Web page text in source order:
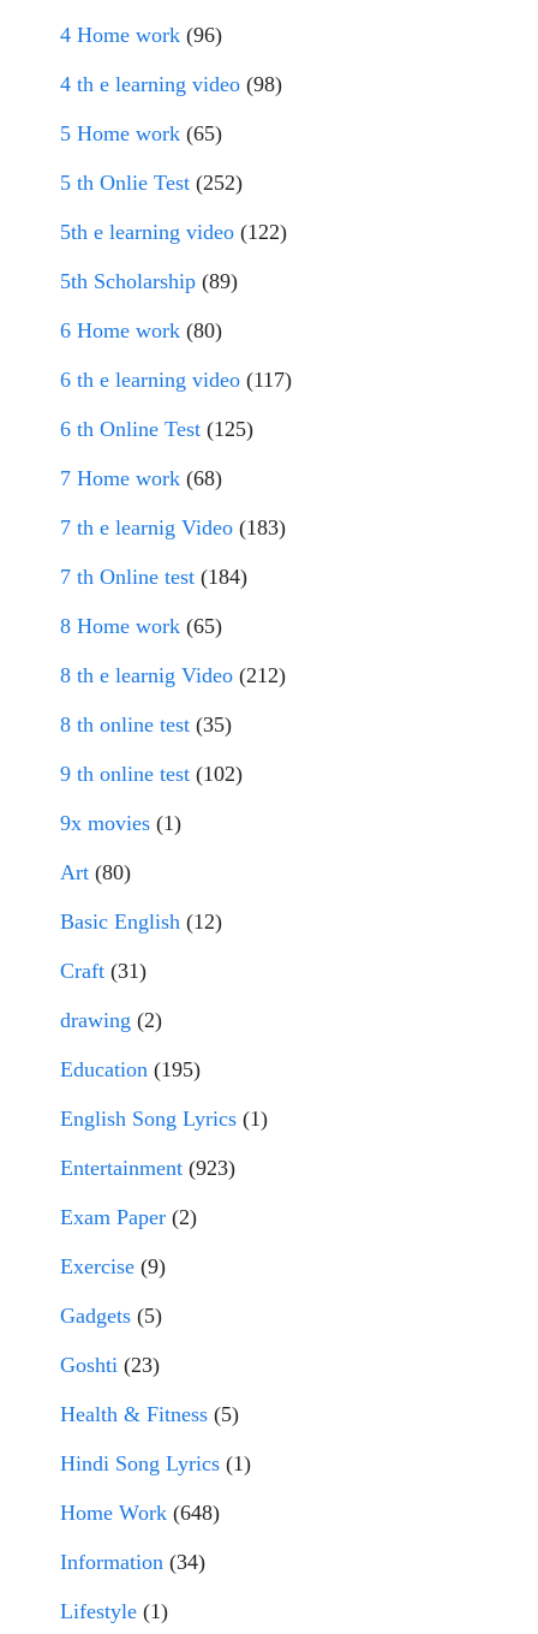
4 Home work (96)
4 th e learning video (98)
5 Home work (65)
5 th Onlie Test (252)
5th e learning video (122)
5th Scholarship (89)
6 Home work (80)
6 th e learning video (117)
6 th Online Test (125)
7 Home work (68)
7 th e learnig Video (183)
7 th Online test (184)
8 Home work (65)
8 th e learnig Video (212)
8 th online test (35)
9 th online test (102)
9x movies (1)
Art (80)
Basic English (12)
Craft (31)
drawing (2)
Education (195)
English Song Lyrics (1)
Entertainment (923)
Exam Paper (2)
Exercise (9)
Gadgets (5)
Goshti (23)
Health & Fitness (5)
Hindi Song Lyrics (1)
Home Work (648)
Information (34)
Lifestyle (1)